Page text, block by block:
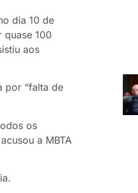
dia 10 de
100
aos
por “falta de
os
a MBTA